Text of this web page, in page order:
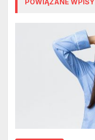
POWIĄZANE WPISY